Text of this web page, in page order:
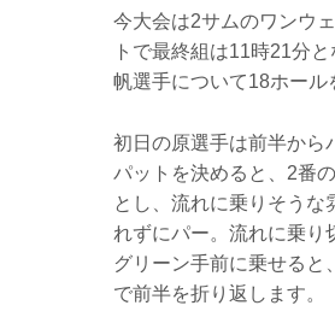
今大会は2サムのワンウ
トで最終組は11時21分
帆選手について18ホール
初日の原選手は前半から
パットを決めると、2番
とし、流れに乗りそうな
れずにパー。流れに乗り
グリーン手前に乗せる
で前半を折り返します。